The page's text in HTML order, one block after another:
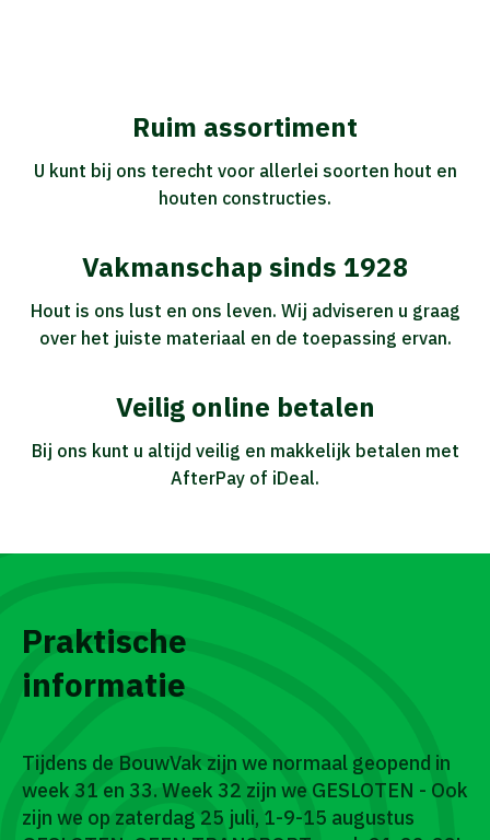
Ruim assortiment
U kunt bij ons terecht voor allerlei soorten hout en
houten constructies.
Vakmanschap sinds 1928
Hout is ons lust en ons leven. Wij adviseren u graag
over het juiste materiaal en de toepassing ervan.
Veilig online betalen
Bij ons kunt u altijd veilig en makkelijk betalen met
AfterPay of iDeal.
Praktische
informatie
Tijdens de BouwVak zijn we normaal geopend in
week 31 en 33. Week 32 zijn we GESLOTEN - Ook
zijn we op zaterdag 25 juli, 1-9-15 augustus